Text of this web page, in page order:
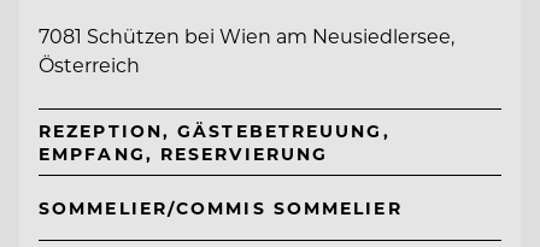
7081 Schützen bei Wien am Neusiedlersee,
Österreich
REZEPTION, GÄSTEBETREUUNG,
EMPFANG, RESERVIERUNG
SOMMELIER/COMMIS SOMMELIER